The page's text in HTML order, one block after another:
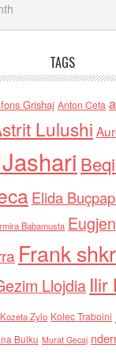
TAGS
Grishaj Anton Cefa
Lulushi
Elida
Babamusta
Frank
Llojdia Ilir
Zylo Kolec Traboini
Bulku Murat Gecaj